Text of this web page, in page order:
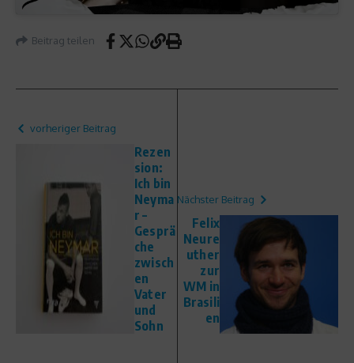
Beitrag teilen
vorheriger Beitrag
Rezen
sion:
Ich bin
Neyma
r –
Gesprä
che
zwisch
en
Vater
und
Sohn
Nächster Beitrag
Felix
Neure
uther
zur
WM in
Brasili
en